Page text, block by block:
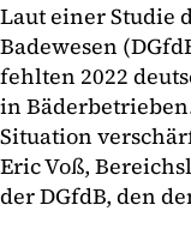
Laut einer Studie
Badewesen
fehlten 2022
in
Situation
Eric Voß,
der DGfdB, den